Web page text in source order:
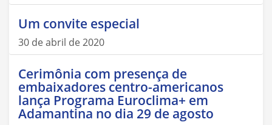
Um convite especial
30 de abril de 2020
Cerimônia com presença de
embaixadores centro-americanos
lança Programa Euroclima+ em
Adamantina no dia 29 de agosto